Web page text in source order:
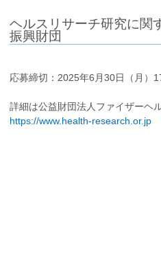
ヘルスリサーチ研究に
振興財団
応募締切：2025年6月30日（月）
詳細は公益財団法人ファイザーヘ
https://www.health-research.or.jp